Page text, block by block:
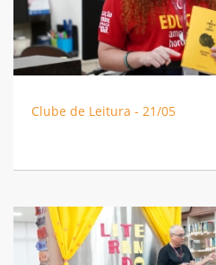
Clube de Leitura - 21/05